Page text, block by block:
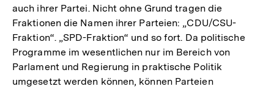
auch ihrer Partei. Nicht ohne Grund tragen die
Fraktionen die Namen ihrer Parteien: „CDU/CSU-
Fraktion“. „SPD-Fraktion“ und so fort. Da politische
Programme im wesentlichen nur im Bereich von
Parlament und Regierung in praktische Politik
umgesetzt werden können, können Parteien